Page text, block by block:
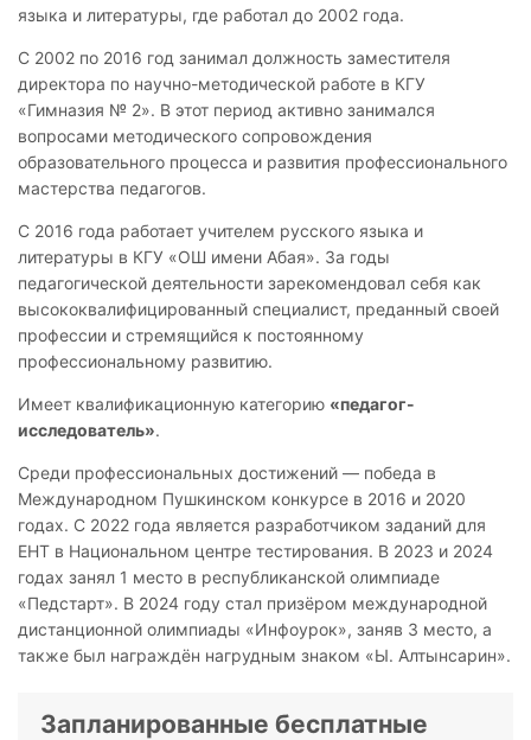
языка и литературы, где работал до 2002 года.
С 2002 по 2016 год занимал должность заместителя
директора по научно-методической работе в КГУ
«Гимназия № 2». В этот период активно занимался
вопросами методического сопровождения
образовательного процесса и развития профессионального
мастерства педагогов.
С 2016 года работает учителем русского языка и
литературы в КГУ «ОШ имени Абая». За годы
педагогической деятельности зарекомендовал себя как
высококвалифицированный специалист, преданный своей
профессии и стремящийся к постоянному
профессиональному развитию.
Имеет квалификационную категорию «педагог-
исследователь».
Среди профессиональных достижений — победа в
Международном Пушкинском конкурсе в 2016 и 2020
годах. С 2022 года является разработчиком заданий для
ЕНТ в Национальном центре тестирования. В 2023 и 2024
годах занял 1 место в республиканской олимпиаде
«Педстарт». В 2024 году стал призёром международной
дистанционной олимпиады «Инфоурок», заняв 3 место, а
также был награждён нагрудным знаком «Ы. Алтынсарин».
Запланированные бесплатные